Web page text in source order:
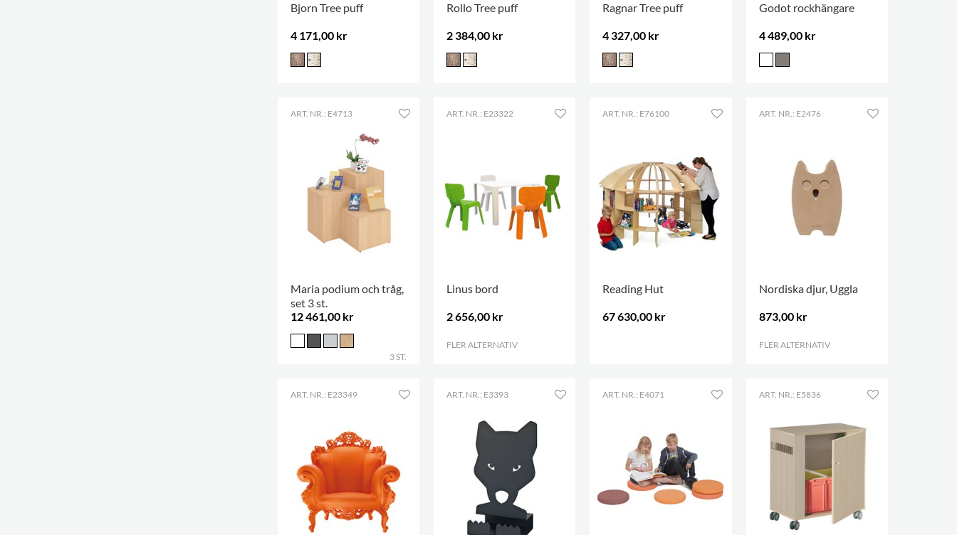
Bjorn Tree puff
4 171,00 kr
Rollo Tree puff
2 384,00 kr
Ragnar Tree puff
4 327,00 kr
Godot rockhängare
4 489,00 kr
ART. NR.: E4713
Maria podium och tråg,
set 3 st.
12 461,00 kr
3 ST.
ART. NR.: E23322
Linus bord
2 656,00 kr
FLER ALTERNATIV
ART. NR.: E76100
Reading Hut
67 630,00 kr
ART. NR.: E2476
Nordiska djur, Uggla
873,00 kr
FLER ALTERNATIV
ART. NR.: E23349 ART. NR.: E3393 ART. NR.: E4071 ART. NR.: E5836